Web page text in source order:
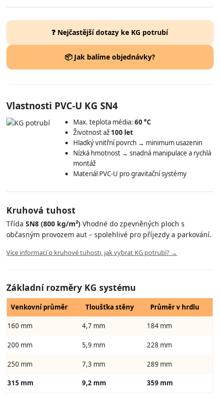
❓ Nejčastější dotazy ke KG potrubí
📦 Jak balíme objednávky?
Vlastnosti PVC-U KG SN4
Max. teplota média:60 °C
Životnost až 100 let
Hladký vnitřní povrch → minimum usazenin
Nízká hmotnost → snadná manipulace a rychlá
montáž
Materiál PVC-U pro gravitační systémy
Kruhová tuhost
TřídaSN8 (800 kg/m²) Vhodné do zpevněných ploch s
občasným provozem aut – spolehlivé pro příjezdy a parkování.
Více informací o kruhové tuhosti, jak vybrat KG potrubí? →
Základní rozměry KG systému
Venkovní průměr Tloušťka stěny Průměr v hrdlu
160 mm 4,7 mm 184 mm
200 mm 5,9 mm 228 mm
250 mm 7,3 mm 289 mm
315 mm 9,2 mm 359 mm